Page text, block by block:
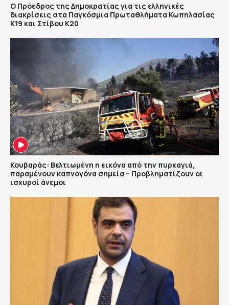
Ο Πρόεδρος της Δημοκρατίας για τις ελληνικές
διακρίσεις στα Παγκόσμια Πρωταθλήματα Κωπηλασίας
Κ19 και Στίβου Κ20
Κουβαράς: Βελτιωμένη η εικόνα από την πυρκαγιά,
παραμένουν καπνογόνα σημεία – Προβληματίζουν οι
ισχυροί άνεμοι